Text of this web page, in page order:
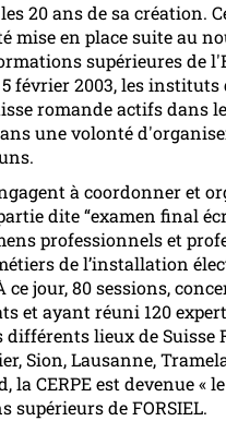
20 ans de sa création.
mise en place suite au
supérieures de
février 2003, les instituts
romande actifs dans
une volonté
à coordonner et
dite “examen final
professionnels et
de l’installation
ce jour, 80 sessions,
et ayant réuni 120
différents lieux de Suisse
Sion, Lausanne,
la CERPE est devenue «
supérieurs de FORSIEL.